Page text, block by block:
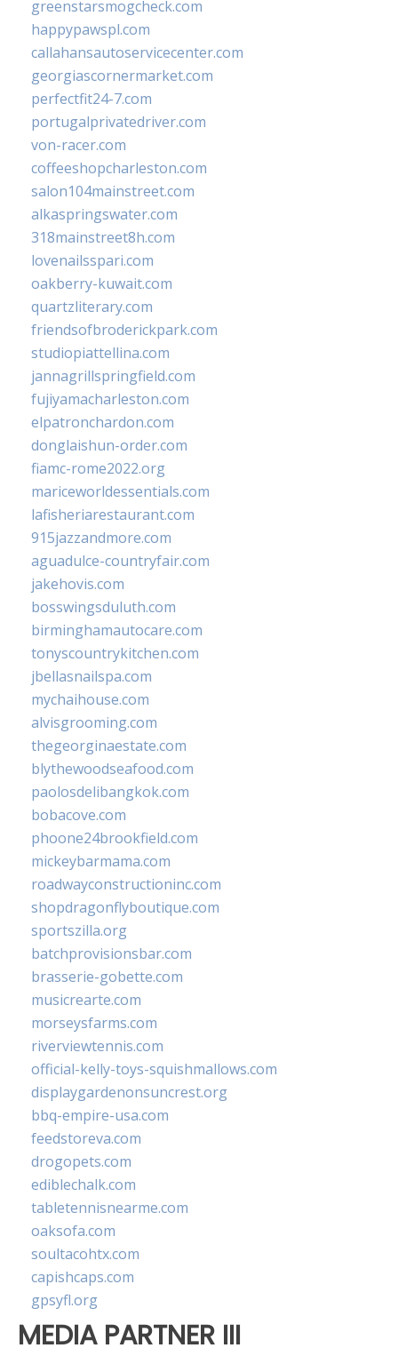
greenstarsmogcheck.com
happypawspl.com
callahansautoservicecenter.com
georgiascornermarket.com
perfectfit24-7.com
portugalprivatedriver.com
von-racer.com
coffeeshopcharleston.com
salon104mainstreet.com
alkaspringswater.com
318mainstreet8h.com
lovenailsspari.com
oakberry-kuwait.com
quartzliterary.com
friendsofbroderickpark.com
studiopiattellina.com
jannagrillspringfield.com
fujiyamacharleston.com
elpatronchardon.com
donglaishun-order.com
fiamc-rome2022.org
mariceworldessentials.com
lafisheriarestaurant.com
915jazzandmore.com
aguadulce-countryfair.com
jakehovis.com
bosswingsduluth.com
birminghamautocare.com
tonyscountrykitchen.com
jbellasnailspa.com
mychaihouse.com
alvisgrooming.com
thegeorginaestate.com
blythewoodseafood.com
paolosdelibangkok.com
bobacove.com
phoone24brookfield.com
mickeybarmama.com
roadwayconstructioninc.com
shopdragonflyboutique.com
sportszilla.org
batchprovisionsbar.com
brasserie-gobette.com
musicrearte.com
morseysfarms.com
riverviewtennis.com
official-kelly-toys-squishmallows.com
displaygardenonsuncrest.org
bbq-empire-usa.com
feedstoreva.com
drogopets.com
ediblechalk.com
tabletennisnearme.com
oaksofa.com
soultacohtx.com
capishcaps.com
gpsyfl.org
MEDIA PARTNER III